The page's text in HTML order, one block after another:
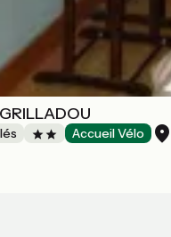
Accueil Vélo